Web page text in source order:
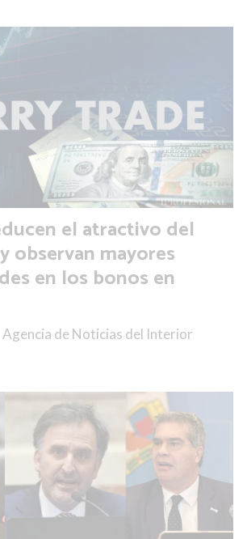
el atractivo del
observan mayores
en los bonos en
Agencia de Noticias del Interior